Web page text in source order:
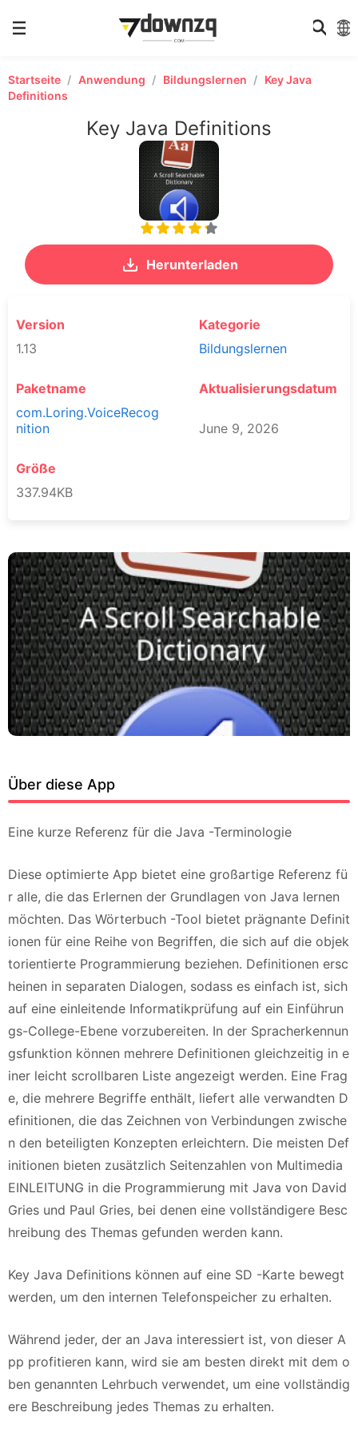
Startseite Anwendung Bildungslernen
Key Java
Definitions
Key Java Definitions
Herunterladen
Version
1.13
Kategorie
Bildungslernen
Paketname
com.Loring.VoiceRecog
nition
Aktualisierungsdatum
June 9, 2026
Größe
337.94KB
Über diese App
Eine kurze Referenz für die Java -Terminologie
Diese optimierte App bietet eine großartige Referenz fü
r alle, die das Erlernen der Grundlagen von Java lernen
möchten. Das Wörterbuch -Tool bietet prägnante Definit
ionen für eine Reihe von Begriffen, die sich auf die objek
torientierte Programmierung beziehen. Definitionen ersc
heinen in separaten Dialogen, sodass es einfach ist, sich
auf eine einleitende Informatikprüfung auf ein Einführun
gs-College-Ebene vorzubereiten. In der Spracherkennun
gsfunktion können mehrere Definitionen gleichzeitig in e
iner leicht scrollbaren Liste angezeigt werden. Eine Frag
e, die mehrere Begriffe enthält, liefert alle verwandten D
efinitionen, die das Zeichnen von Verbindungen zwische
n den beteiligten Konzepten erleichtern. Die meisten Def
initionen bieten zusätzlich Seitenzahlen von Multimedia
EINLEITUNG in die Programmierung mit Java von David
Gries und Paul Gries, bei denen eine vollständigere Besc
hreibung des Themas gefunden werden kann.
Key Java Definitions können auf eine SD -Karte bewegt
werden, um den internen Telefonspeicher zu erhalten.
Während jeder, der an Java interessiert ist, von dieser A
pp profitieren kann, wird sie am besten direkt mit dem o
ben genannten Lehrbuch verwendet, um eine vollständig
ere Beschreibung jedes Themas zu erhalten.